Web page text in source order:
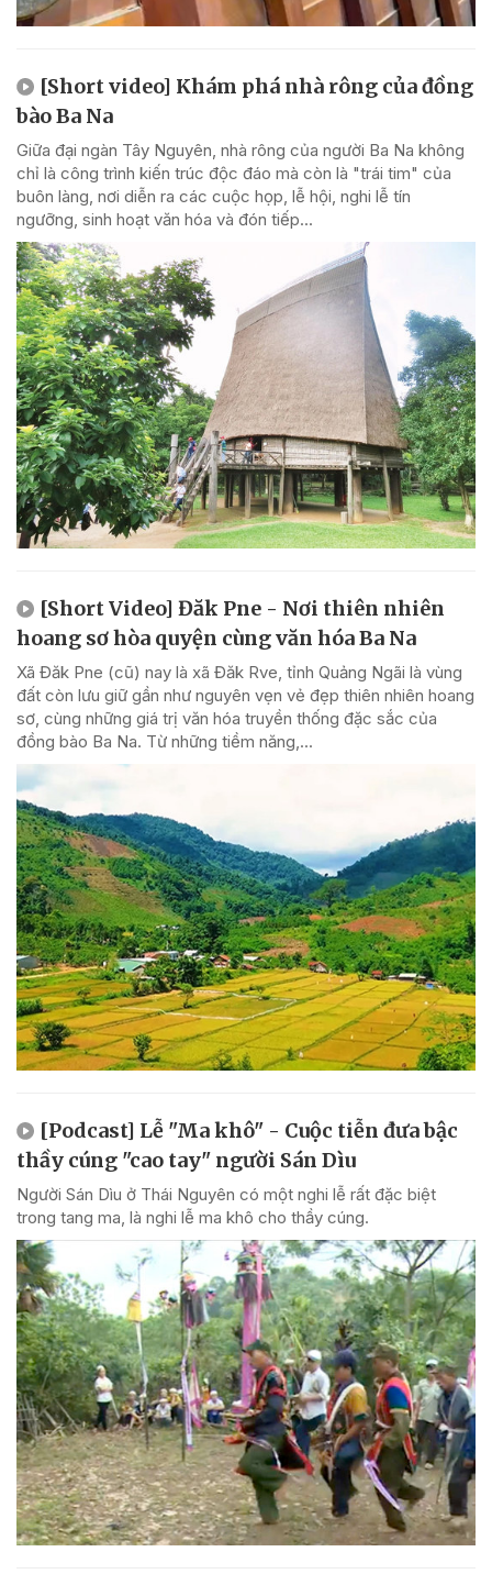
[Short video] Khám phá nhà rông của đồng
bào Ba Na
Giữa đại ngàn Tây Nguyên, nhà rông của người Ba Na không
chỉ là công trình kiến trúc độc đáo mà còn là "trái tim" của
buôn làng, nơi diễn ra các cuộc họp, lễ hội, nghi lễ tín
ngưỡng, sinh hoạt văn hóa và đón tiếp...
[Short Video] Đăk Pne - Nơi thiên nhiên
hoang sơ hòa quyện cùng văn hóa Ba Na
Xã Đăk Pne (cũ) nay là xã Đăk Rve, tỉnh Quảng Ngãi là vùng
đất còn lưu giữ gần như nguyên vẹn vẻ đẹp thiên nhiên hoang
sơ, cùng những giá trị văn hóa truyền thống đặc sắc của
đồng bào Ba Na. Từ những tiềm năng,...
[Podcast] Lễ "Ma khô" - Cuộc tiễn đưa bậc
thầy cúng "cao tay" người Sán Dìu
Người Sán Dìu ở Thái Nguyên có một nghi lễ rất đặc biệt
trong tang ma, là nghi lễ ma khô cho thầy cúng.